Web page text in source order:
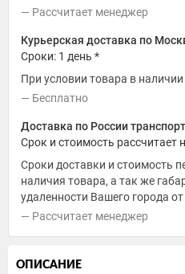
Рассчитает менеджер
Курьерская доставка по
Сроки: 1 день *
При условии товара в наличии
Бесплатно
Доставка по России
Срок и стоимость рассчитает
Сроки доставки и стоимость
наличия товара, а так же
удаленности Вашего города
Рассчитает менеджер
ОПИСАНИЕ